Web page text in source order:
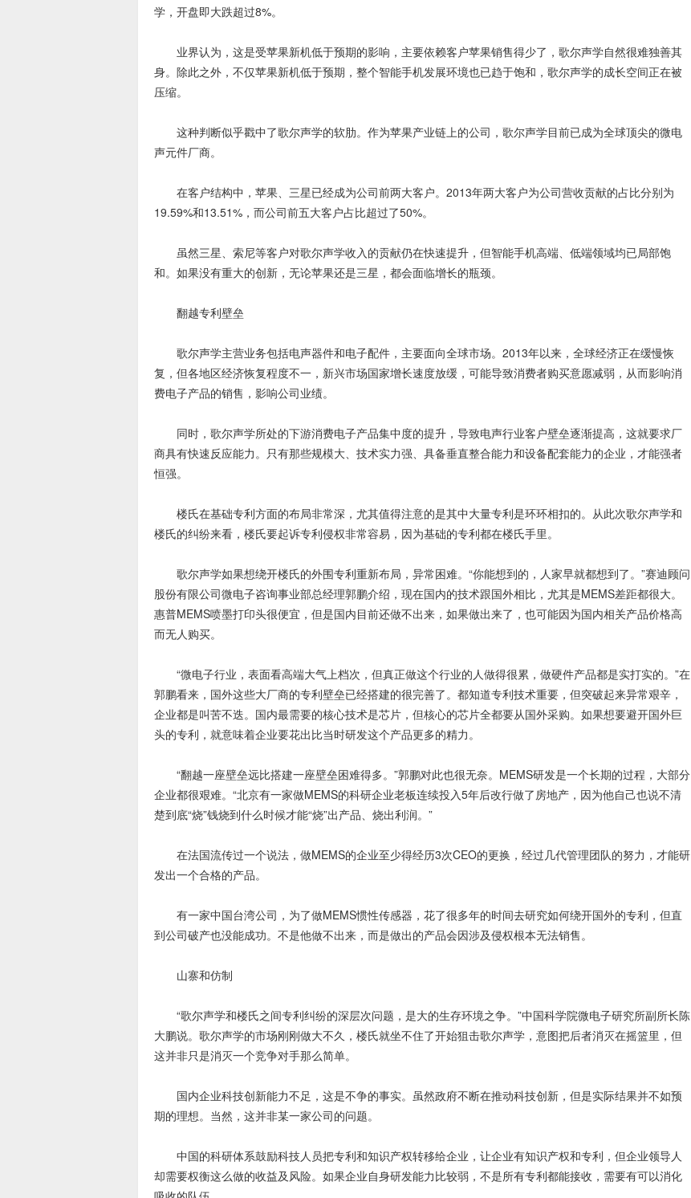
学，开盘即大跌超过8%。
业界认为，这是受苹果新机低于预期的影响，主要依赖客户苹果销售得少了，歌尔声学自然很难独善其
身。除此之外，不仅苹果新机低于预期，整个智能手机发展环境也已趋于饱和，歌尔声学的成长空间正在被
压缩。
这种判断似乎戳中了歌尔声学的软肋。作为苹果产业链上的公司，歌尔声学目前已成为全球顶尖的微电
声元件厂商。
在客户结构中，苹果、三星已经成为公司前两大客户。2013年两大客户为公司营收贡献的占比分别为
19.59%和13.51%，而公司前五大客户占比超过了50%。
虽然三星、索尼等客户对歌尔声学收入的贡献仍在快速提升，但智能手机高端、低端领域均已局部饱
和。如果没有重大的创新，无论苹果还是三星，都会面临增长的瓶颈。
翻越专利壁垒
歌尔声学主营业务包括电声器件和电子配件，主要面向全球市场。2013年以来，全球经济正在缓慢恢
复，但各地区经济恢复程度不一，新兴市场国家增长速度放缓，可能导致消费者购买意愿减弱，从而影响消
费电子产品的销售，影响公司业绩。
同时，歌尔声学所处的下游消费电子产品集中度的提升，导致电声行业客户壁垒逐渐提高，这就要求厂
商具有快速反应能力。只有那些规模大、技术实力强、具备垂直整合能力和设备配套能力的企业，才能强者
恒强。
楼氏在基础专利方面的布局非常深，尤其值得注意的是其中大量专利是环环相扣的。从此次歌尔声学和
楼氏的纠纷来看，楼氏要起诉专利侵权非常容易，因为基础的专利都在楼氏手里。
歌尔声学如果想绕开楼氏的外围专利重新布局，异常困难。“你能想到的，人家早就都想到了。”赛迪顾问
股份有限公司微电子咨询事业部总经理郭鹏介绍，现在国内的技术跟国外相比，尤其是MEMS差距都很大。
惠普MEMS喷墨打印头很便宜，但是国内目前还做不出来，如果做出来了，也可能因为国内相关产品价格高
而无人购买。
“微电子行业，表面看高端大气上档次，但真正做这个行业的人做得很累，做硬件产品都是实打实的。”在
郭鹏看来，国外这些大厂商的专利壁垒已经搭建的很完善了。都知道专利技术重要，但突破起来异常艰辛，
企业都是叫苦不迭。国内最需要的核心技术是芯片，但核心的芯片全都要从国外采购。如果想要避开国外巨
头的专利，就意味着企业要花出比当时研发这个产品更多的精力。
“翻越一座壁垒远比搭建一座壁垒困难得多。”郭鹏对此也很无奈。MEMS研发是一个长期的过程，大部分
企业都很艰难。“北京有一家做MEMS的科研企业老板连续投入5年后改行做了房地产，因为他自己也说不清
楚到底“烧”钱烧到什么时候才能“烧”出产品、烧出利润。”
在法国流传过一个说法，做MEMS的企业至少得经历3次CEO的更换，经过几代管理团队的努力，才能研
发出一个合格的产品。
有一家中国台湾公司，为了做MEMS惯性传感器，花了很多年的时间去研究如何绕开国外的专利，但直
到公司破产也没能成功。不是他做不出来，而是做出的产品会因涉及侵权根本无法销售。
山寨和仿制
“歌尔声学和楼氏之间专利纠纷的深层次问题，是大的生存环境之争。”中国科学院微电子研究所副所长陈
大鹏说。歌尔声学的市场刚刚做大不久，楼氏就坐不住了开始狙击歌尔声学，意图把后者消灭在摇篮里，但
这并非只是消灭一个竞争对手那么简单。
国内企业科技创新能力不足，这是不争的事实。虽然政府不断在推动科技创新，但是实际结果并不如预
期的理想。当然，这并非某一家公司的问题。
中国的科研体系鼓励科技人员把专利和知识产权转移给企业，让企业有知识产权和专利，但企业领导人
却需要权衡这么做的收益及风险。如果企业自身研发能力比较弱，不是所有专利都能接收，需要有可以消化